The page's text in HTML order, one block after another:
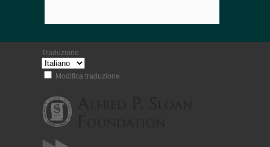
Traduzione
Modifica traduzione